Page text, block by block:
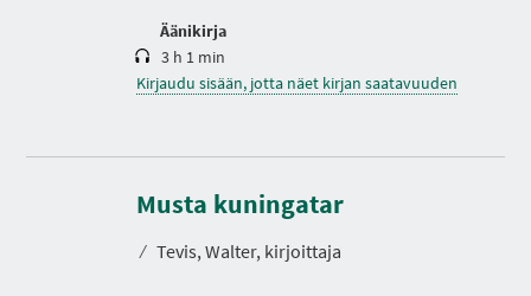
Äänikirja
3 h 1 min
Kirjaudu sisään, jotta näet kirjan saatavuuden
Musta kuningatar
⁄ Tevis, Walter, kirjoittaja
K
s
t